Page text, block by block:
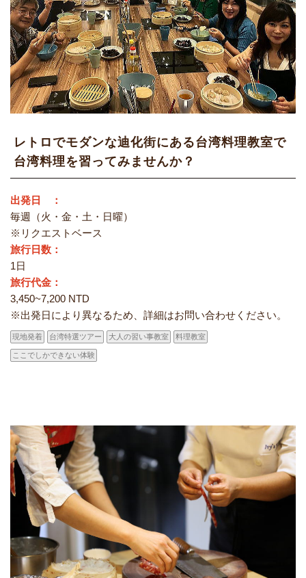
レトロでモダンな迪化街にある台湾料理教室で
台湾料理を習ってみませんか？
出発日 ：
毎週（火・金・土・日曜）
※リクエストベース
旅行日数：
1日
旅行代金：
3,450~7,200 NTD
※出発日により異なるため、詳細はお問い合わせください。
現地発着 台湾特選ツアー 大人の習い事教室 料理教室
ここでしかできない体験